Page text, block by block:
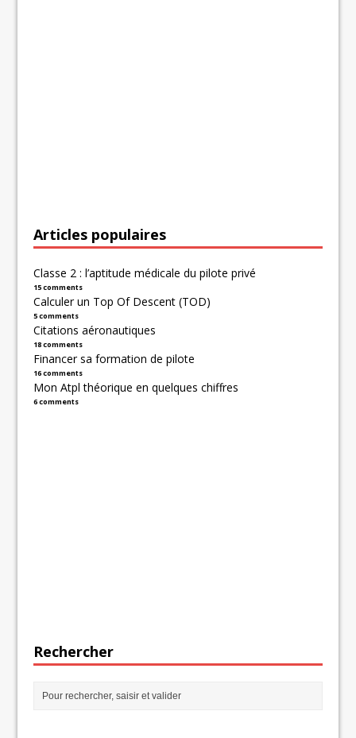
Articles populaires
Classe 2 : l’aptitude médicale du pilote privé
15 comments
Calculer un Top Of Descent (TOD)
5 comments
Citations aéronautiques
18 comments
Financer sa formation de pilote
16 comments
Mon Atpl théorique en quelques chiffres
6 comments
Rechercher